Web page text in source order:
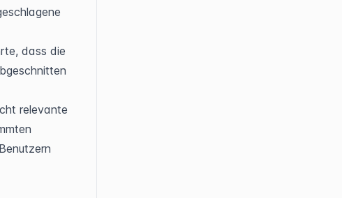
dass die
relevante